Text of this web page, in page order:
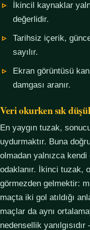
İkincil kaynaklar
değerlidir.
Tarihsiz içerik,
sayılır.
Ekran görüntüsü
damgası aranır.
Veri okurken sık
En yaygın tuzak,
uydurmaktır. Buna
olmadan yalnızca
odaklanır. İkinci tuzak,
görmezden gelmektir:
maçta iki gol atıldığı
maçlar da aynı
nedensellik